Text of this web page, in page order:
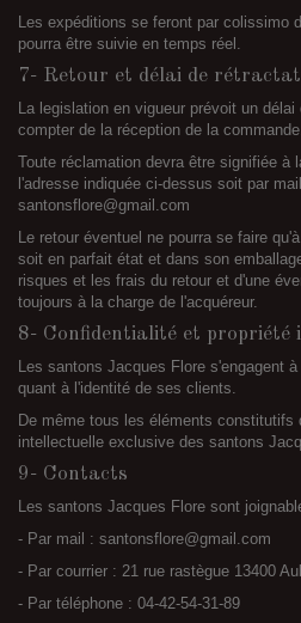
Les expéditions se feront par colissimo
pourra être suivie en temps réel.
7- Retour et délai de
La legislation en vigueur prévoit un
compter de la réception de la
Toute réclamation devra être signifiée à
l'adresse indiquée ci-dessus soit par
santonsflore@gmail.com
Le retour éventuel ne pourra se faire
soit en parfait état et dans son
risques et les frais du retour et d'une
toujours à la charge de l'acquéreur.
8- Confidentialité et propriété
Les santons Jacques Flore s'engagent
quant à l'identité de ses clients.
De même tous les éléments constitutifs
intellectuelle exclusive des santons
9- Contacts
Les santons Jacques Flore sont
- Par mail : santonsflore@gmail.com
- Par courrier : 21 rue rastègue 13400
- Par téléphone : 04-42-54-31-89